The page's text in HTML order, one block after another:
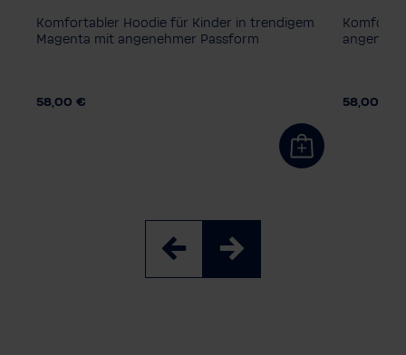
Komfortabler Hoodie für Kinder in trendigem
Magenta mit angenehmer Passform
58,00 € 58,00 €